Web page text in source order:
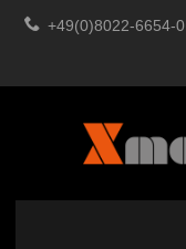
+49(0)8022-6654-0